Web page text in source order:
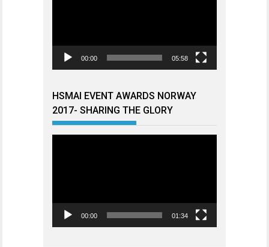
00:00 05:58
HSMAI EVENT AWARDS NORWAY
2017- SHARING THE GLORY
00:00 01:34